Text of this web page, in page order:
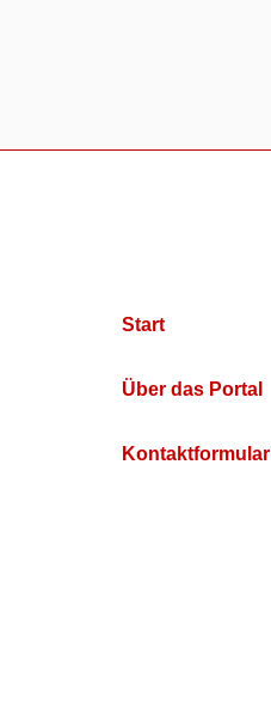
Start
Über das Portal
Kontaktformular